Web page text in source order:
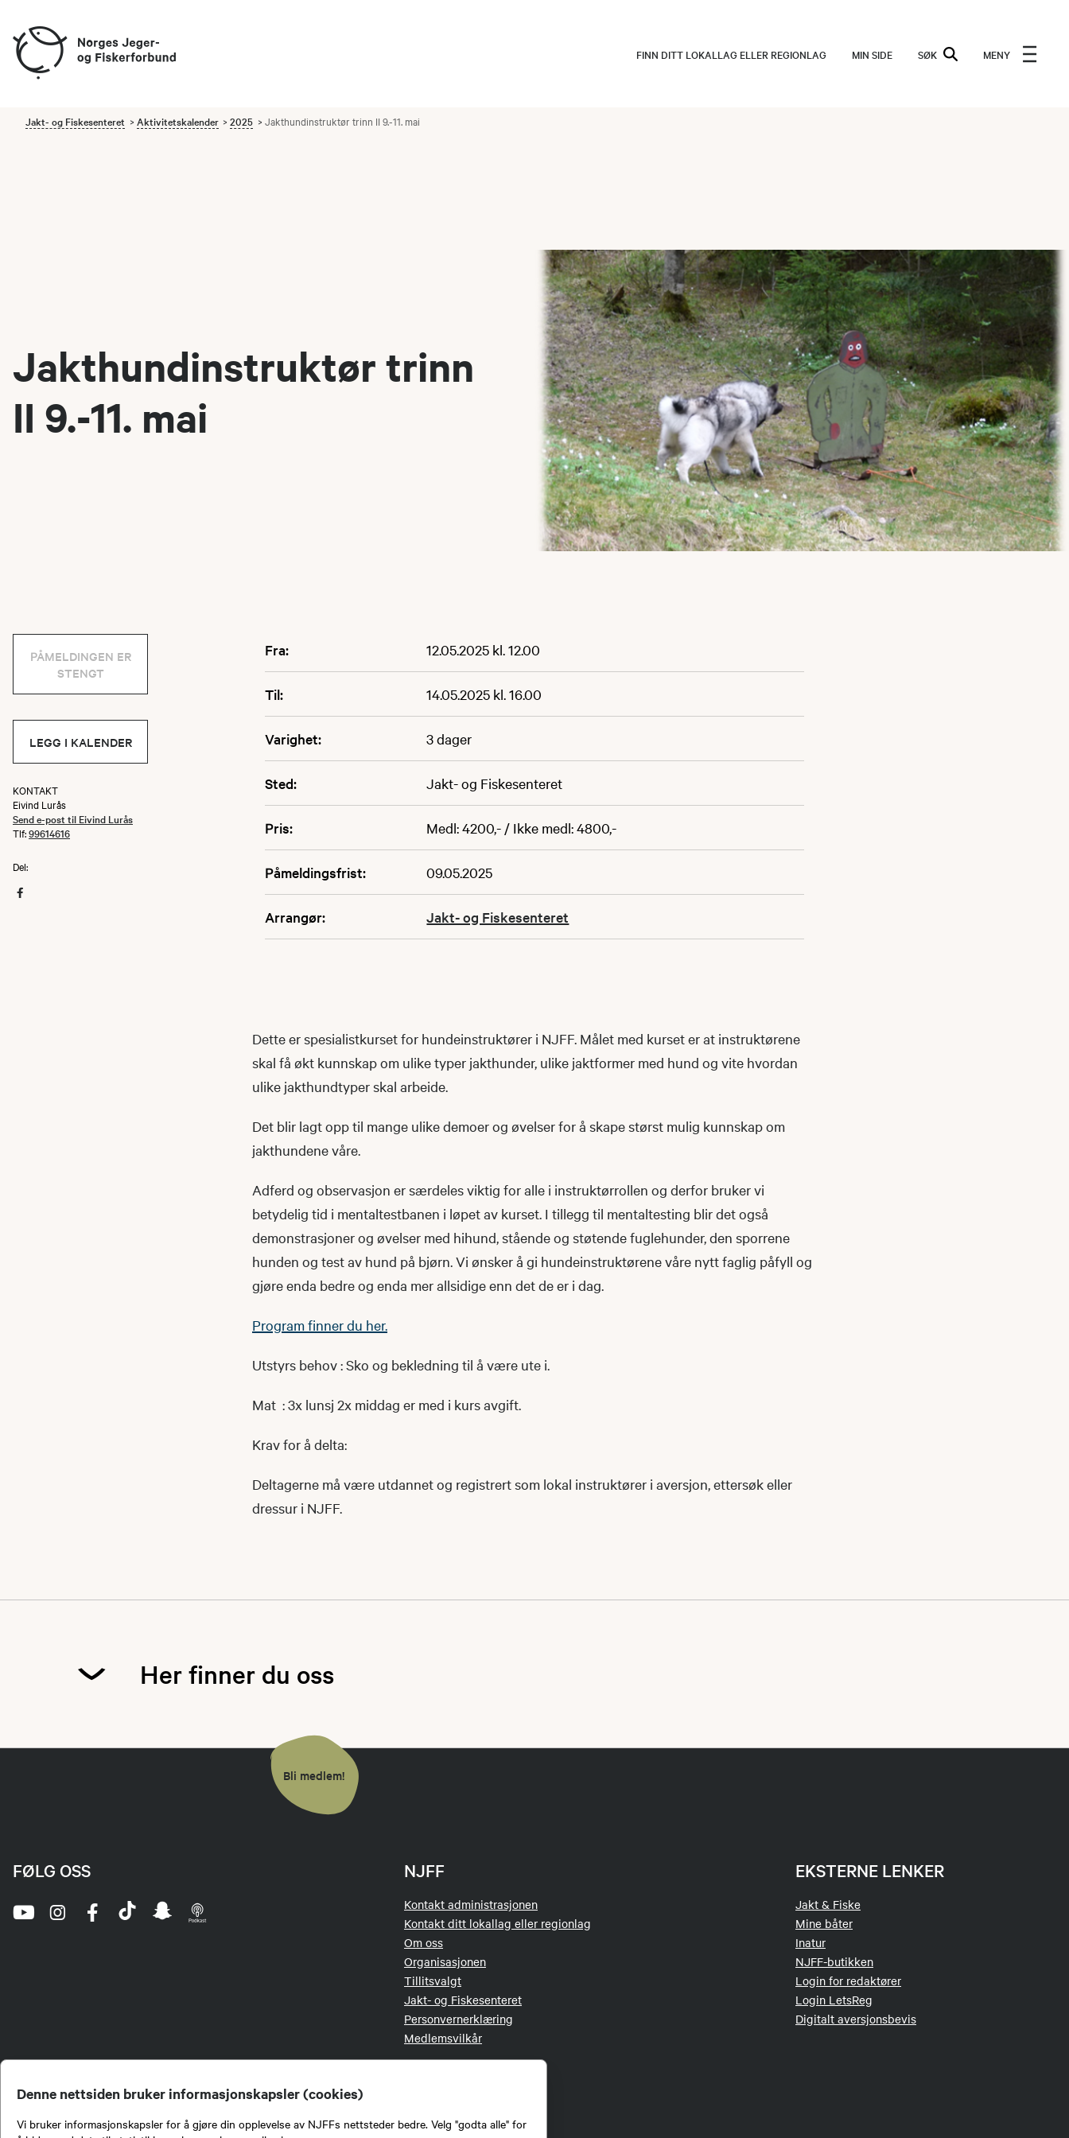
Denne nettsiden bruker informasjonskapsler (cookies)
Vi bruker informasjonskapsler for å gjøre din opplevelse av NJFFs nettsteder bedre. Velg "godta alle" for
FINN DITT LOKALLAG ELLER REGIONLAG MIN SIDE SØK MENY
Jakt- og Fiskesenteret Aktivitetskalender 2025 Jakthundinstruktør trinn II 9.-11. mai
Jakthundinstruktør trinn
II 9.-11. mai
Fra: 12.05.2025 kl. 12.00
Til: 14.05.2025 kl. 16.00
Varighet: 3 dager
Sted: Jakt- og Fiskesenteret
Pris: Medl: 4200,- / Ikke medl: 4800,-
Påmeldingsfrist: 09.05.2025
Arrangør: Jakt- og Fiskesenteret
PÅMELDINGEN ER
STENGT
LEGG I KALENDER
KONTAKT
Eivind Lurås
Send e-post til Eivind Lurås
Tlf:99614616
Del:
Dette er spesialistkurset for hundeinstruktører i NJFF. Målet med kurset er at instruktørene
skal få økt kunnskap om ulike typer jakthunder, ulike jaktformer med hund og vite hvordan
ulike jakthundtyper skal arbeide.
Det blir lagt opp til mange ulike demoer og øvelser for å skape størst mulig kunnskap om
jakthundene våre.
Adferd og observasjon er særdeles viktig for alle i instruktørrollen og derfor bruker vi
betydelig tid i mentaltestbanen i løpet av kurset. I tillegg til mentaltesting blir det også
demonstrasjoner og øvelser med hihund, stående og støtende fuglehunder, den sporrene
hunden og test av hund på bjørn. Vi ønsker å gi hundeinstruktørene våre nytt faglig påfyll og
gjøre enda bedre og enda mer allsidige enn det de er i dag.
Program finner du her.
Utstyrs behov : Sko og bekledning til å være ute i.
Mat : 3x lunsj 2x middag er med i kurs avgift.
Krav for å delta:
Deltagerne må være utdannet og registrert som lokal instruktører i aversjon, ettersøk eller
dressur i NJFF.
Her finner du oss
Bli medlem!
NJFF
Kontakt administrasjonen
Kontakt ditt lokallag eller regionlag
Om oss
Organisasjonen
Tillitsvalgt
Jakt- og Fiskesenteret
Personvernerklæring
Medlemsvilkår
EKSTERNE LENKER
Jakt & Fiske
Mine båter
Inatur
NJFF-butikken
Login for redaktører
Login LetsReg
Digitalt aversjonsbevis
FØLG OSS